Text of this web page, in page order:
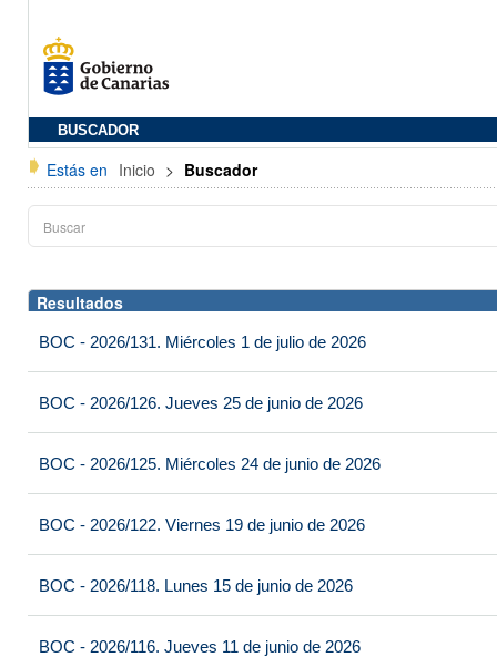
BUSCADOR
Estás en Inicio > Buscador
Resultados
BOC - 2026/131. Miércoles 1 de julio de 2026
BOC - 2026/126. Jueves 25 de junio de 2026
BOC - 2026/125. Miércoles 24 de junio de 2026
BOC - 2026/122. Viernes 19 de junio de 2026
BOC - 2026/118. Lunes 15 de junio de 2026
BOC - 2026/116. Jueves 11 de junio de 2026